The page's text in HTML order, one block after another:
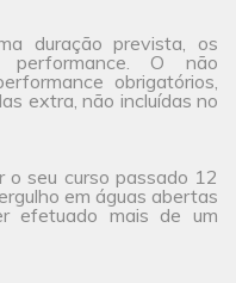
duração prevista, os
O não
obrigatórios,
extra, não incluídas no
seu curso passado 12
em águas abertas
efetuado mais de um